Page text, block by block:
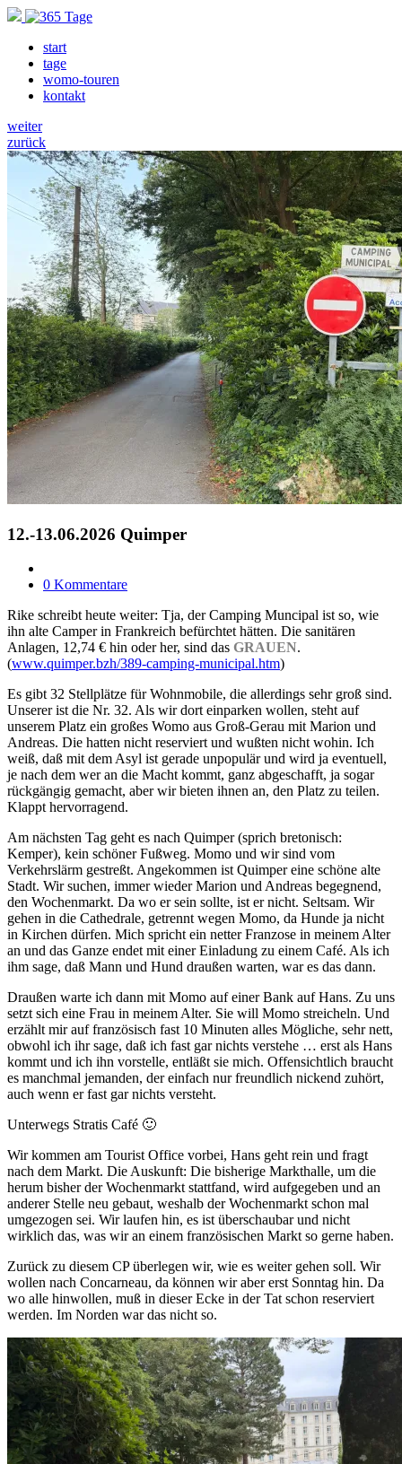
start
tage
womo-touren
kontakt
weiter
zurück
12.-13.06.2026 Quimper
0 Kommentare
Rike schreibt heute weiter: Tja, der Camping Muncipal ist so, wie
ihn alte Camper in Frankreich befürchtet hätten. Die sanitären
Anlagen, 12,74 € hin oder her, sind das GRAUEN.
(www.quimper.bzh/389-camping-municipal.htm)
Es gibt 32 Stellplätze für Wohnmobile, die allerdings sehr groß sind.
Unserer ist die Nr. 32. Als wir dort einparken wollen, steht auf
unserem Platz ein großes Womo aus Groß-Gerau mit Marion und
Andreas. Die hatten nicht reserviert und wußten nicht wohin. Ich
weiß, daß mit dem Asyl ist gerade unpopulär und wird ja eventuell,
je nach dem wer an die Macht kommt, ganz abgeschafft, ja sogar
rückgängig gemacht, aber wir bieten ihnen an, den Platz zu teilen.
Klappt hervorragend.
Am nächsten Tag geht es nach Quimper (sprich bretonisch:
Kemper), kein schöner Fußweg. Momo und wir sind vom
Verkehrslärm gestreßt. Angekommen ist Quimper eine schöne alte
Stadt. Wir suchen, immer wieder Marion und Andreas begegnend,
den Wochenmarkt. Da wo er sein sollte, ist er nicht. Seltsam. Wir
gehen in die Cathedrale, getrennt wegen Momo, da Hunde ja nicht
in Kirchen dürfen. Mich spricht ein netter Franzose in meinem Alter
an und das Ganze endet mit einer Einladung zu einem Café. Als ich
ihm sage, daß Mann und Hund draußen warten, war es das dann.
Draußen warte ich dann mit Momo auf einer Bank auf Hans. Zu uns
setzt sich eine Frau in meinem Alter. Sie will Momo streicheln. Und
erzählt mir auf französisch fast 10 Minuten alles Mögliche, sehr nett,
obwohl ich ihr sage, daß ich fast gar nichts verstehe … erst als Hans
kommt und ich ihn vorstelle, entläßt sie mich. Offensichtlich braucht
es manchmal jemanden, der einfach nur freundlich nickend zuhört,
auch wenn er fast gar nichts versteht.
Unterwegs Stratis Café 🙂
Wir kommen am Tourist Office vorbei, Hans geht rein und fragt
nach dem Markt. Die Auskunft: Die bisherige Markthalle, um die
herum bisher der Wochenmarkt stattfand, wird aufgegeben und an
anderer Stelle neu gebaut, weshalb der Wochenmarkt schon mal
umgezogen sei. Wir laufen hin, es ist überschaubar und nicht
wirklich das, was wir an einem französischen Markt so gerne haben.
Zurück zu diesem CP überlegen wir, wie es weiter gehen soll. Wir
wollen nach Concarneau, da können wir aber erst Sonntag hin. Da
wo alle hinwollen, muß in dieser Ecke in der Tat schon reserviert
werden. Im Norden war das nicht so.